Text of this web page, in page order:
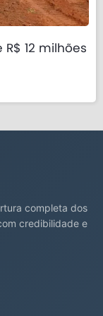
12 milhões
completa dos
credibilidade e